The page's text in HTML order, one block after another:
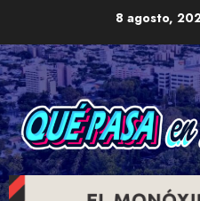
content
8 agosto,